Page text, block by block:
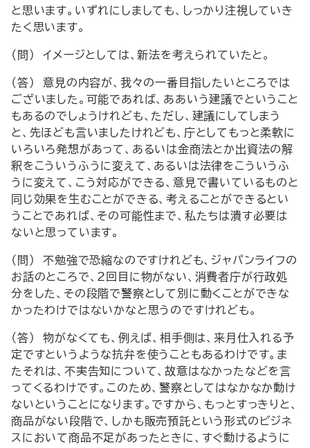
と思います。いずれにしましても、しっかり注視していき
たく思います。
（問） イメージとしては、新法を考えられていたと。
（答） 意見の内容が、我々の一番目指したいところでは
ございました。可能であれば、ああいう建議でということ
もあるのでしょうけれども、ただし、建議にしてしまう
と、先ほども言いましたけれども、庁としてもっと柔軟に
いろいろ発想があって、あるいは金商法とか出資法の解
釈をこういうふうに変えて、あるいは法律をこういうふ
うに変えて、こう対応ができる、意見で書いているものと
同じ効果を生むことができる、考えることができるとい
うことであれば、その可能性まで、私たちは潰す必要は
ないと思っています。
（問） 不勉強で恐縮なのですけれども、ジャパンライフの
お話のところで、2回目に物がない、消費者庁が行政処
分をした、その段階で警察として別に動くことができな
かったわけではないかなと思うのですけれども。
（答） 物がなくても、例えば、相手側は、来月仕入れる予
定ですというような抗弁を使うこともあるわけです。ま
たそれは、不実告知について、故意はなかったなどを言
ってくるわけです。このため、警察としてはなかなか動け
ないということになります。ですから、もっとすっきりと、
商品がない段階で、しかも販売預託という形式のビジネ
スにおいて商品不足があったときに、すぐ動けるように